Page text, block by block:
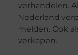
verhandelen.
Nederland
melden. Ook
verkopen.